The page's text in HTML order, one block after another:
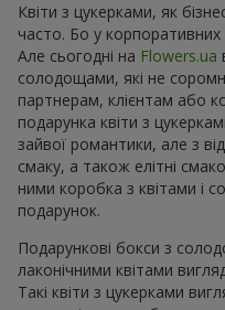
Квіти з цукерками, як
часто. Бо у
Але сьогодні на Flowers.ua
солодощами, які не
партнерам, клієнтам або
подарунка квіти з
зайвої романтики, але з
смаку, а також елітні
ними коробка з квітами і
подарунок.
Подарункові бокси з
лаконічними квітами
Такі квіти з цукерками